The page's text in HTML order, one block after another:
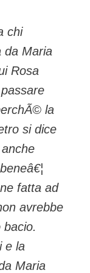
chi
da Maria
Rosa
la
si dice
fatta ad
avrebbe
e la
Maria